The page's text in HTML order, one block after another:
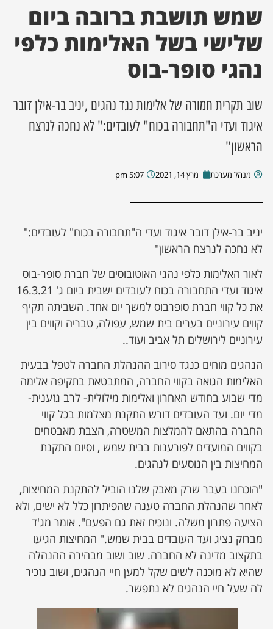
שמש תושבת ברובה ביום
שלישי בשל האלימות כלפי
נהגי סופר-בוס
שוב תקרית חמורה של אלימות נגד נהגים ,יניב בר-אילן דובר
איגוד ועדי ה"תחבורה בכוח" לעובדים:" לא נחכה לנרצח
הראשון"
מנהל מערכת מרץ 14, 2021 5:07 pm
יניב בר-אילן דובר איגוד ועדי ה"תחבורה בכוח" לעובדים:"
לא נחכה לנרצח הראשון"
לאור האלימות כלפי נהגי האוטובוסים של חברת סופר-בוס
איגוד ועדי התחבורה בכוח לעובדים ישבית ביום ג' 16.3.21
את כל קווי חברת סופרבוס למשך יום אחד. השביתה תקיף
קווים עירוניים בערים בית שמש, עפולה, טבריה וקווים בין
עירוניים לירושלים תל אביב ועוד..
הנהגים מוחים כנגד סירוב ההנהלת החברה לטפל בבעית
האלימות הגואה בקווי החברה, המתבטאת בתקיפה אלימה
מדי שבוע בחודש האחרון ואלימות מילולית- לרב גזענית-
מדי יום. ועד העובדים דורש התקנת מצלמות בכל קווי
החברה בהתאם להמלצות המשטרה, הצבת מאבטחים
בקווים המועדים לפורענות בבית שמש , וסיום התקנת
המחיצות בין הנוסעים לנהגים.
"הוכחנו בעבר שרק מאבק שלנו הוביל להתקנת המחיצות,
לאחר שהנהלת החברה טענה שהפיתרון כלל לא ישים, ולא
הציעה פתרון משלה. ונוכיח זאת גם הפעם". אומר מג'ד
מברוק נציג ועד העובדים בבית שמש." המחיצות הגיעו
בתקצוב מדינה לא החברה. שוב ושוב מבהירה ההנהלה
שהיא לא מוכנה לשים שקל למען חיי הנהגים, ושוב נזכיר
לה שעל חיי הנהגים לא נתפשר.